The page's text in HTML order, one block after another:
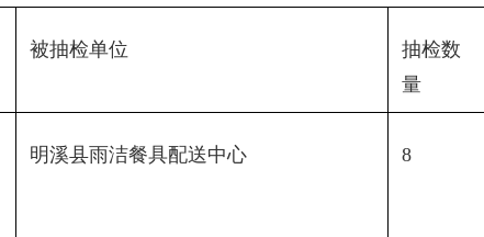
被抽检单位
抽检数
量
明溪县雨洁餐具配送中心 8